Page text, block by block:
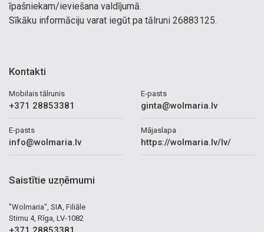
īpašniekam/ieviešana valdījumā.
Sīkāku informāciju varat iegūt pa tālruni 26883125.
Kontakti
Mobilais tālrunis
+371 28853381
E-pasts
info@wolmaria.lv
E-pasts
ginta@wolmaria.lv
Mājaslapa
https://wolmaria.lv/lv/
Saistītie uzņēmumi
"Wolmaria", SIA, Filiāle
Stirnu 4, Rīga, LV-1082